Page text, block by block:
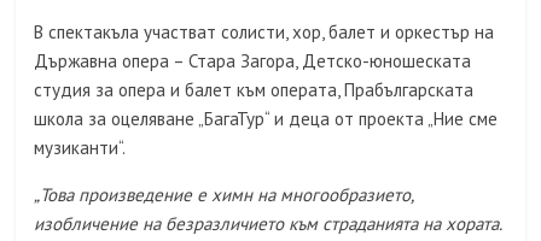
В спектакъла участват солисти, хор, балет и оркестър на
Държавна опера – Стара Загора, Детско-юношеската
студия за опера и балет към операта, Прабългарската
школа за оцеляване „БагаТур“ и деца от проекта „Ние сме
музиканти“.
„Това произведение е химн на многообразието,
изобличение на безразличието към страданията на хората.